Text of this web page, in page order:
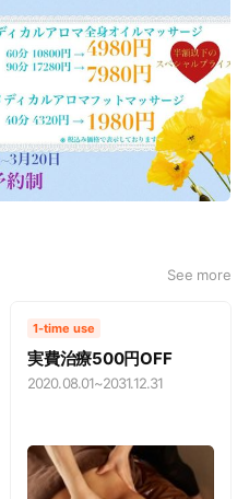
See more
1-time use
実費治療500円OFF
2020.08.01~2031.12.31